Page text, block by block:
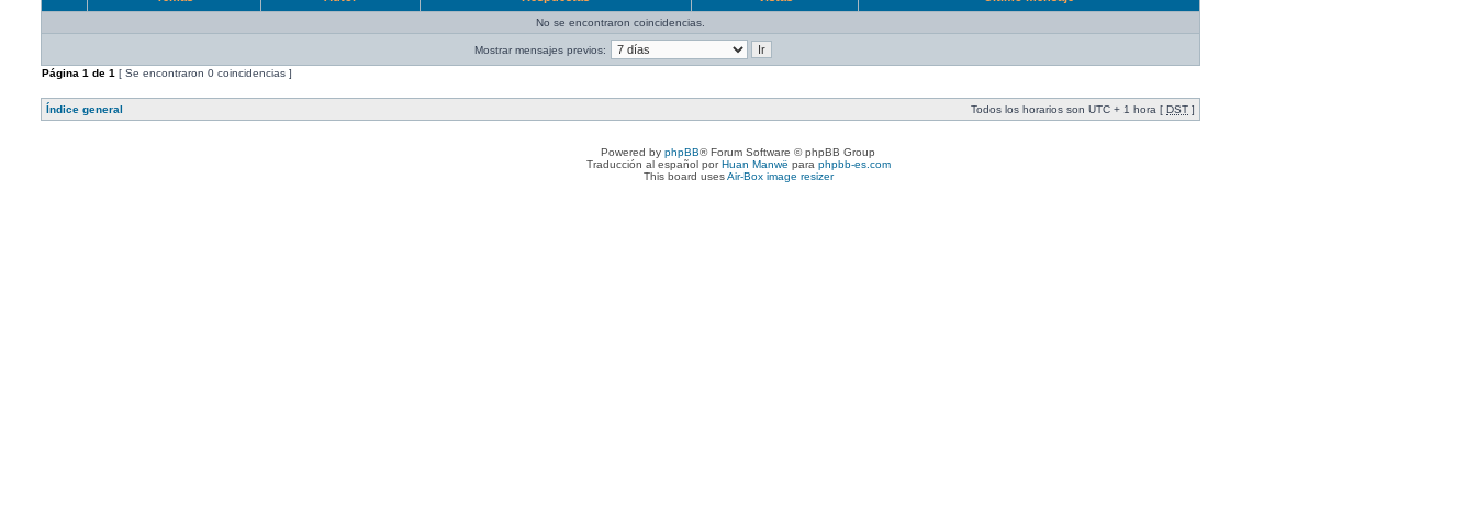
No se encontraron coincidencias.
Mostrar mensajes previos:
Página 1 de 1 [ Se encontraron 0 coincidencias ]
Índice general Todos los horarios son UTC + 1 hora [ DST ]
Powered by phpBB® Forum Software © phpBB Group
Traducción al español porHuan Manwë para phpbb-es.com
This board usesAir-Box image resizer